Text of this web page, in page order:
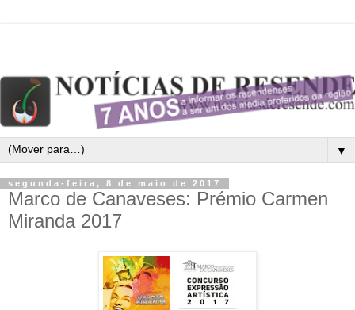
▼
segunda-feira, 8 de maio de 2017
Marco de Canaveses: Prémio Carmen
Miranda 2017